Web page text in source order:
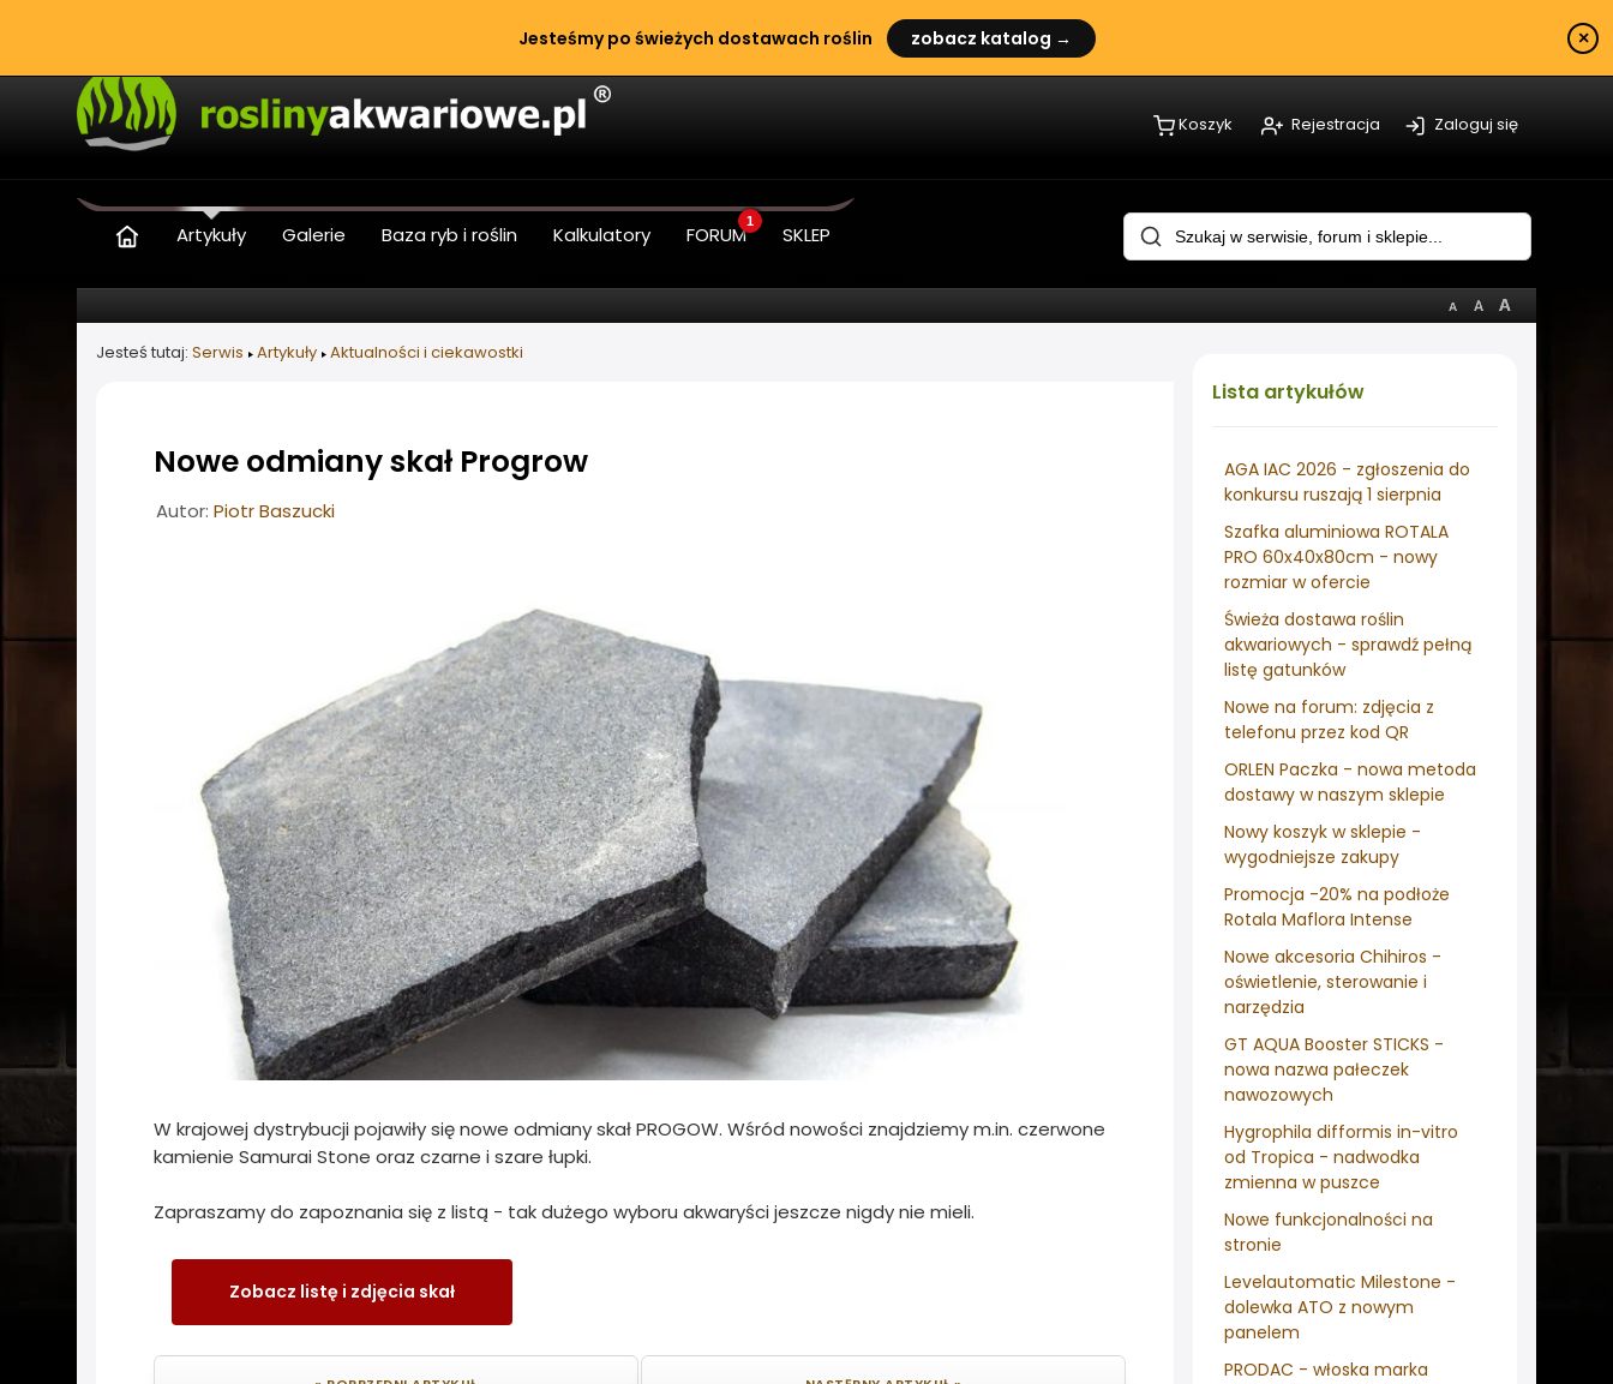
Jesteśmy po świeżych dostawach roślin zobacz katalog → ×
Koszyk Rejestracja Zaloguj się
Artykuły Galerie Baza ryb i roślin Kalkulatory FORUM
1
SKLEP
Lista artykułów
AGA IAC 2026 - zgłoszenia do
konkursu ruszają 1 sierpnia
Szafka aluminiowa ROTALA
PRO 60x40x80cm - nowy
rozmiar w ofercie
Świeża dostawa roślin
akwariowych - sprawdź pełną
listę gatunków
Nowe na forum: zdjęcia z
telefonu przez kod QR
ORLEN Paczka - nowa metoda
dostawy w naszym sklepie
Nowy koszyk w sklepie -
wygodniejsze zakupy
Promocja -20% na podłoże
Rotala Maflora Intense
Nowe akcesoria Chihiros -
oświetlenie, sterowanie i
narzędzia
GT AQUA Booster STICKS -
nowa nazwa pałeczek
nawozowych
Hygrophila difformis in-vitro
od Tropica - nadwodka
zmienna w puszce
Nowe funkcjonalności na
stronie
Levelautomatic Milestone -
dolewka ATO z nowym
panelem
PRODAC - włoska marka
Jesteś tutaj: Serwis Artykuły Aktualności i ciekawostki
Nowe odmiany skał Progrow
Informacje o artykule
Autor: Piotr Baszucki
W krajowej dystrybucji pojawiły się nowe odmiany skał PROGOW. Wśród nowości znajdziemy m.in. czerwone
kamienie Samurai Stone oraz czarne i szare łupki.
Zapraszamy do zapoznania się z listą - tak dużego wyboru akwaryści jeszcze nigdy nie mieli.
Zobacz listę i zdjęcia skał